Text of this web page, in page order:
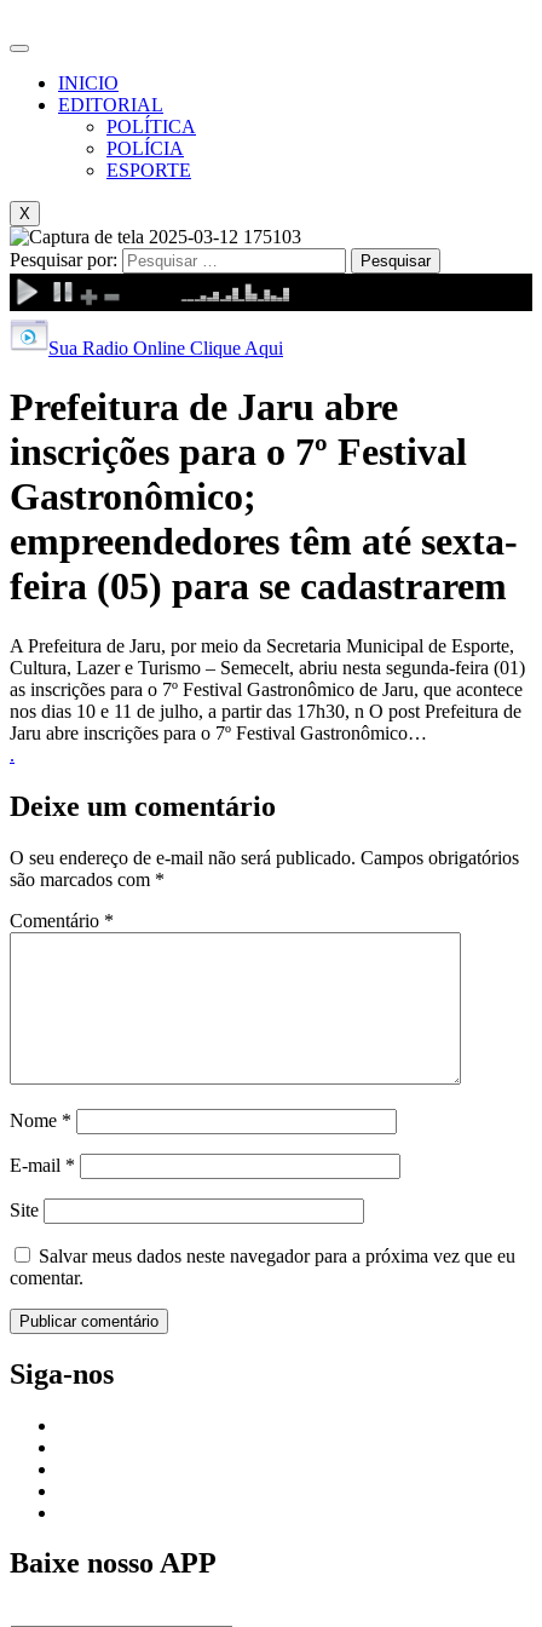
INICIO
EDITORIAL
POLÍTICA
POLÍCIA
ESPORTE
X
Pesquisar por:
Sua Radio Online Clique Aqui
Prefeitura de Jaru abre
inscrições para o 7º Festival
Gastronômico;
empreendedores têm até sexta-
feira (05) para se cadastrarem
A Prefeitura de Jaru, por meio da Secretaria Municipal de Esporte,
Cultura, Lazer e Turismo – Semecelt, abriu nesta segunda-feira (01)
as inscrições para o 7º Festival Gastronômico de Jaru, que acontece
nos dias 10 e 11 de julho, a partir das 17h30, n O post Prefeitura de
Jaru abre inscrições para o 7º Festival Gastronômico…
.
Deixe um comentário
O seu endereço de e-mail não será publicado. Campos obrigatórios
são marcados com *
Comentário *
Nome *
E-mail *
Site
Salvar meus dados neste navegador para a próxima vez que eu
comentar.
Siga-nos
Baixe nosso APP